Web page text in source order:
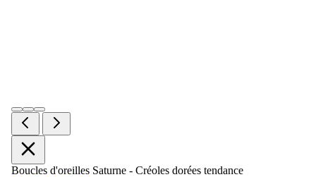
Boucles d'oreilles Saturne - Créoles dorées tendance